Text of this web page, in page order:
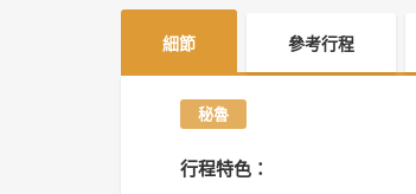
細節 參考行程
秘魯
行程特色：